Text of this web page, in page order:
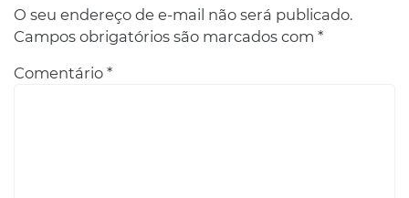
O seu endereço de e-mail não será publicado.
Campos obrigatórios são marcados com *
Comentário *